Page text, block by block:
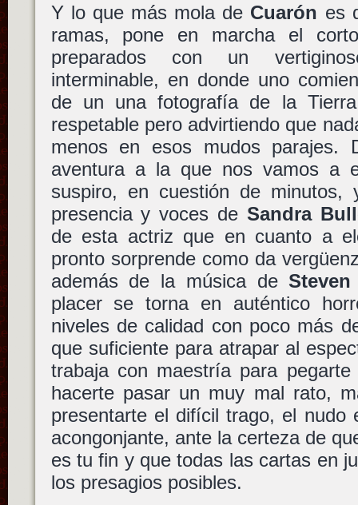
Y lo que más mola de Cuarón es
ramas, pone en marcha el
preparados con un
interminable, en donde uno
de un una fotografía de la
respetable pero advirtiendo que
menos en esos mudos
aventura a la que nos vamos a
suspiro, en cuestión de minutos,
presencia y voces de Sandra
de esta actriz que en cuanto a
pronto sorprende como da
además de la música de
placer se torna en auténtico
niveles de calidad con poco más
que suficiente para atrapar al
trabaja con maestría para
hacerte pasar un muy mal rato,
presentarte el difícil trago, el nudo
acongonjante, ante la certeza de
es tu fin y que todas las cartas en
los presagios posibles.